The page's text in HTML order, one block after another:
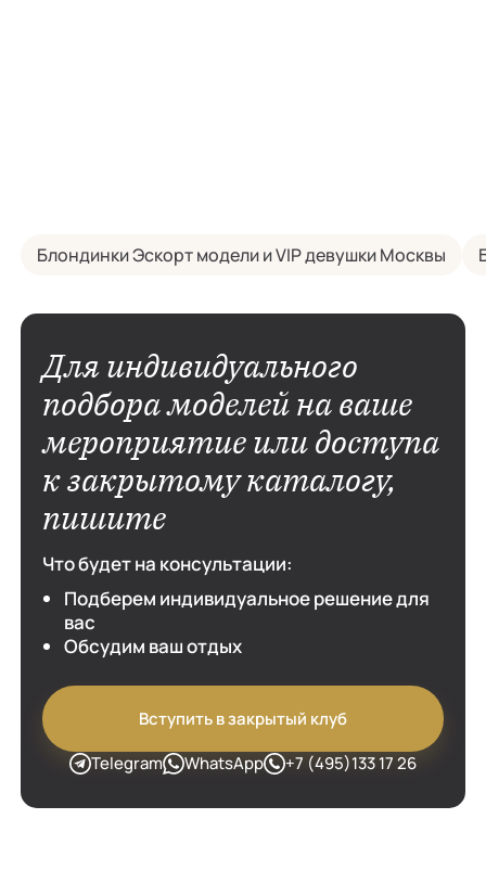
Блондинки Эскорт модели и VIP девушки Москвы
Для индивидуального
подбора моделей на ваше
мероприятие или доступа
к закрытому каталогу,
пишите
Что будет на консультации:
Подберем индивидуальное решение для
вас
Обсудим ваш отдых
Вступить в закрытый клуб
Telegram
WhatsApp +7 (495)133 17 26